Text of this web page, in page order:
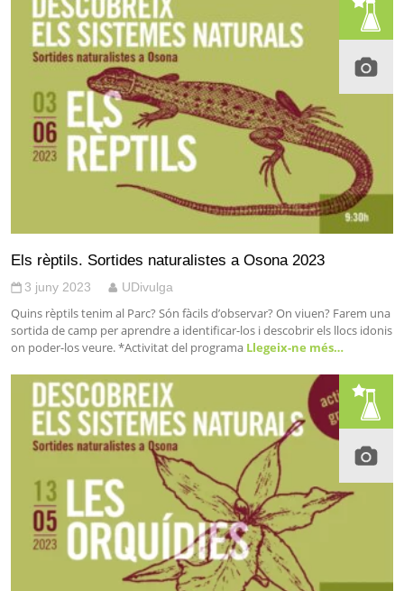
Els rèptils. Sortides naturalistes a Osona 2023
3 juny 2023 UDivulga
Quins rèptils tenim al Parc? Són fàcils d’observar? On viuen? Farem una
sortida de camp per aprendre a identificar-los i descobrir els llocs idonis
on poder-los veure. *Activitat del programa Llegeix-ne més…